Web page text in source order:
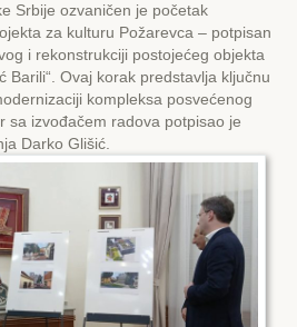
Srbije ozvaničen je početak
za kulturu Požarevca – potpisan
i rekonstrukciji postojećeg objekta
Barili“. Ovaj korak predstavlja ključnu
kompleksa posvećenog
sa izvođačem radova potpisao je
Darko Glišić.